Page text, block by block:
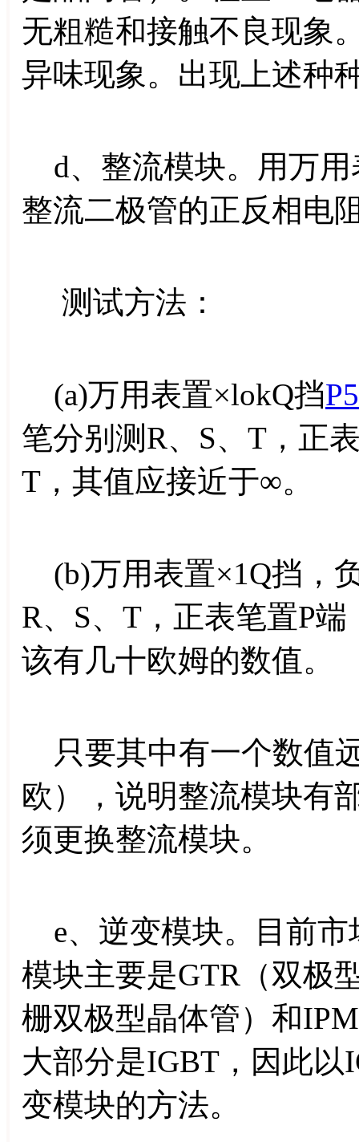
无粗糙和接触不良现象
异味现象。出现上述种
d、整流模块。用万用
整流二极管的正反相电
测试方法：
(a)万用表置×lokQ挡
笔分别测R、S、T，正
T，其值应接近于∞。
(b)万用表置×1Q挡，
R、S、T，正表笔置P
该有几十欧姆的数值。
只要其中有一个数值
欧），说明整流模块有
须更换整流模块。
e、逆变模块。目前市
模块主要是GTR（双极
栅双极型晶体管）和
大部分是IGBT，因此
变模块的方法。